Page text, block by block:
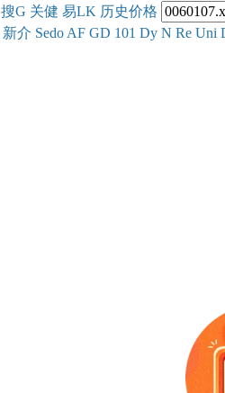
搜G 关健 易LK 历史价格
新介 Sedo AF GD 101 Dy N Re Uni